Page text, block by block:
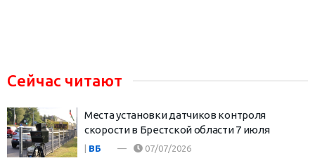
Сейчас читают
Места установки датчиков контроля
скорости в Брестской области 7 июля
| ВБ 07/07/2026